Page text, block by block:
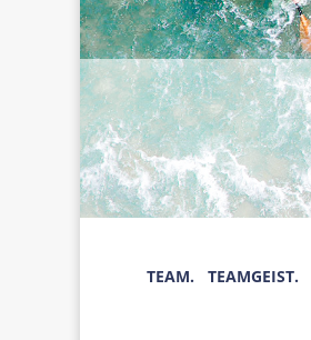
TEAM. TEAMGEIST.